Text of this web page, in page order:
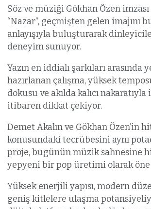
Söz ve müziği Gökhan Özen imzası
“Nazar”, geçmişten gelen imajını
anlayışıyla buluşturarak
deneyim sunuyor.
Yazın en iddialı şarkıları arasında
hazırlanan çalışma, yüksek
dokusu ve akılda kalıcı
itibaren dikkat çekiyor.
Demet Akalın ve Gökhan Özen’in
konusundaki tecrübesini aynı
proje, bugünün müzik sahnesine
yepyeni bir pop üretimi olarak öne
Yüksek enerjili yapısı, modern
geniş kitlelere ulaşma